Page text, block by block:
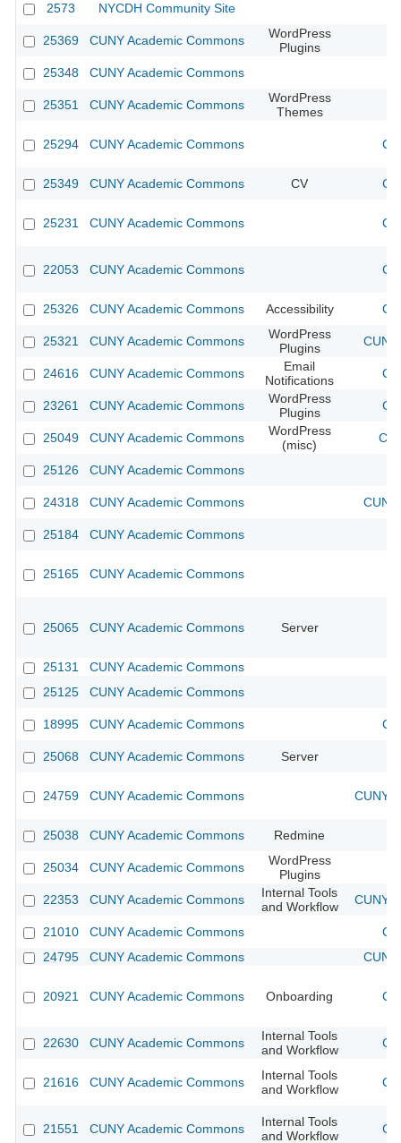
2573 NYCDH Community Site
25369 CUNY Academic Commons
WordPress
Plugins
25348
CUNY Academic Commons
25351 CUNY Academic Commons
WordPress
Themes
25294 CUNY Academic Commons
25349 CUNY Academic Commons CV
25231 CUNY Academic Commons
22053 CUNY Academic Commons
25326 CUNY Academic Commons Accessibility
25321 CUNY Academic Commons
WordPress
Plugins
24616 CUNY Academic Commons
Email
Notifications
23261 CUNY Academic Commons
WordPress
Plugins
25049 CUNY Academic Commons
WordPress
(misc)
25126 CUNY Academic Commons
24318 CUNY Academic Commons
25184 CUNY Academic Commons
25165 CUNY Academic Commons
25065 CUNY Academic Commons Server
25131
CUNY Academic Commons
25125
CUNY Academic Commons
18995 CUNY Academic Commons
25068 CUNY Academic Commons Server
24759 CUNY Academic Commons CUNY
25038 CUNY Academic Commons Redmine
25034 CUNY Academic Commons
WordPress
Plugins
22353
CUNY Academic Commons
Internal Tools
and Workflow
CUNY
21010 CUNY Academic Commons
24795
CUNY Academic Commons
20921 CUNY Academic Commons Onboarding
22630 CUNY Academic Commons
Internal Tools
and Workflow
21616 CUNY Academic Commons
Internal Tools
and Workflow
21551 CUNY Academic Commons
Internal Tools
and Workflow